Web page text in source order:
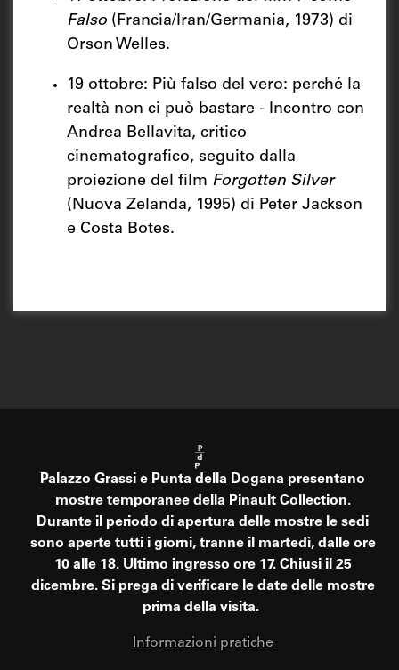
Falso (Francia/Iran/Germania, 1973) di
Orson Welles.
19 ottobre: Più falso del vero: perché la
realtà non ci può bastare - Incontro con
Andrea Bellavita, critico
cinematografico, seguito dalla
proiezione del film Forgotten Silver
(Nuova Zelanda, 1995) di Peter Jackson
e Costa Botes.
Palazzo Grassi e Punta della Dogana presentano
mostre temporanee della Pinault Collection.
Durante il periodo di apertura delle mostre le sedi
sono aperte tutti i giorni, tranne il martedì, dalle ore
10 alle 18. Ultimo ingresso ore 17. Chiusi il 25
dicembre. Si prega di verificare le date delle mostre
prima della visita.
Informazioni pratiche